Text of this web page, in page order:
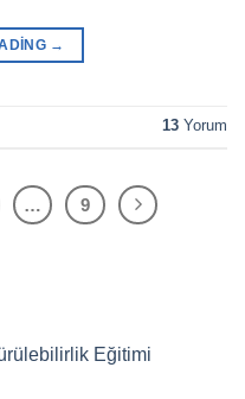
→
13 Yorum
… 9
Eğitimi